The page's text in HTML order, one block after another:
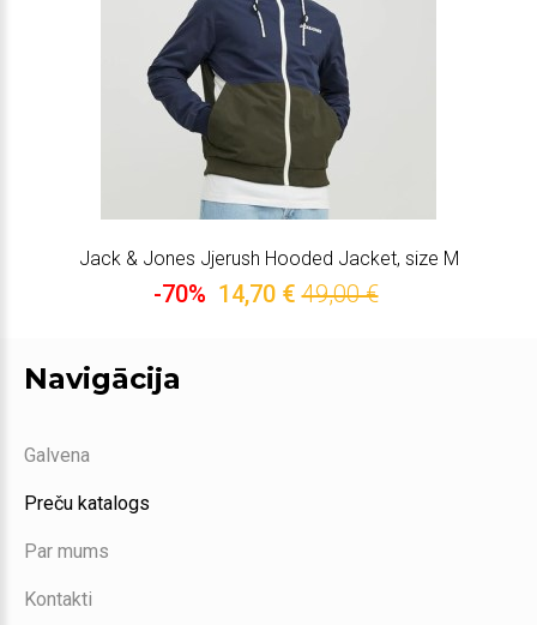
Jack & Jones Jjerush Hooded Jacket, size M
-70% 14,70 € 49,00 €
Navigācija
Galvena
Preču katalogs
Par mums
Kontakti